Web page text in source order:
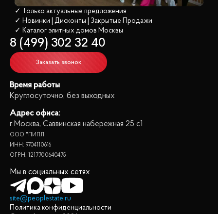
✓ Только актуальные предложения
✓ Новинки | Дисконты | Закрытые Продажи
✓ Каталог элитных домов Москвы
8 (499) 302 32 40
Заказать звонок
Время работы
Круглосуточно, без выходных
Адрес офиса:
г.Москва, Саввинская набережная 25 с1
ООО "ПИПЛ"
ИНН: 9704110616
ОГРН: 1217700640475
Мы в социальных сетях
site@peoplestate.ru
Политика конфиденциальности